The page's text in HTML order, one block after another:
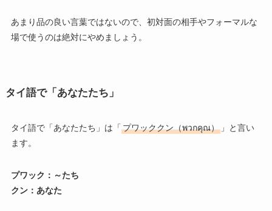
あまり品の良い言葉ではないので、初対面の相手やフォーマルな
場で使うのは絶対にやめましょう。
タイ語で「あなたたち」
タイ語で「あなたたち」は「 プワッククン（พวกคุณ）」と言い
ます。
プワック：～たち
クン：あなた